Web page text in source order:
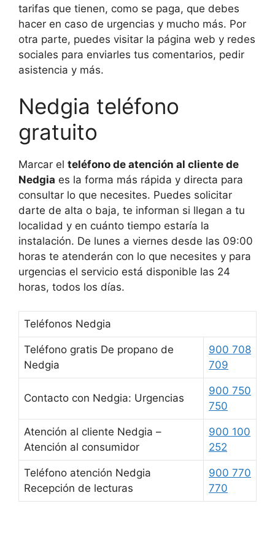
tarifas que tienen, como se paga, que debes
hacer en caso de urgencias y mucho más. Por
otra parte, puedes visitar la página web y redes
sociales para enviarles tus comentarios, pedir
asistencia y más.
Nedgia teléfono
gratuito
Marcar el teléfono de atención al cliente de
Nedgia es la forma más rápida y directa para
consultar lo que necesites. Puedes solicitar
darte de alta o baja, te informan si llegan a tu
localidad y en cuánto tiempo estaría la
instalación. De lunes a viernes desde las 09:00
horas te atenderán con lo que necesites y para
urgencias el servicio está disponible las 24
horas, todos los días.
Teléfonos Nedgia
Teléfono gratis De propano de
Nedgia
900 708
709
Contacto con Nedgia: Urgencias
900 750
750
Atención al cliente Nedgia –
Atención al consumidor
900 100
252
Teléfono atención Nedgia
Recepción de lecturas
900 770
770